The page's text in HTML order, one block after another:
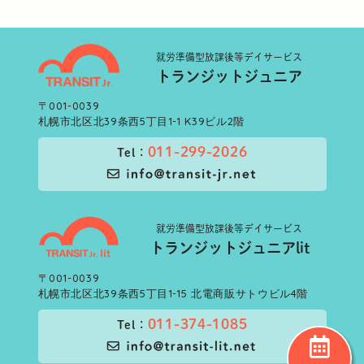
就労準備型放課後等デイサービス
トランジットジュニア
〒001-0039
札幌市北区北39条西5丁目1-1 K39ビル2階
Tel： 011-299-2026
就労準備型放課後等デイサービス
トランジットジュニアlit
〒001-0039
札幌市北区北39条西5丁目1-15 北電商販サトウビル4階
Tel： 011-374-1085